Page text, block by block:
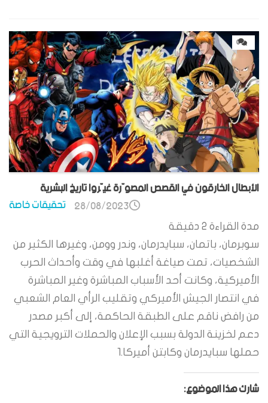
0
الأبطال الخارقون في القصص المصوّرة غيّروا تاريخ البشرية
تحقيقات خاصة 28/08/2023
مدة القراءة 2 دقيقة
سوبرمان، باتمان، سبايدرمان، وندر وومن، وغيرها الكثير من
الشخصيات، تمت صياغة أغلبها في وقت وأحداث الحرب
الأميركية، وكانت أحد الأسباب المباشرة وغير المباشرة
في انتصار الجيش الأميركي وتقليب الرأي العام الشعبي
من رافض ناقم على الطبقة الحاكمة، إلى أكبر مصدر
دعم لخزينة الدولة بسبب الإعلان والحملات الترويجية التي
حملها سبايدرمان وكابتن أميركا.1
شارك هذا الموضوع: